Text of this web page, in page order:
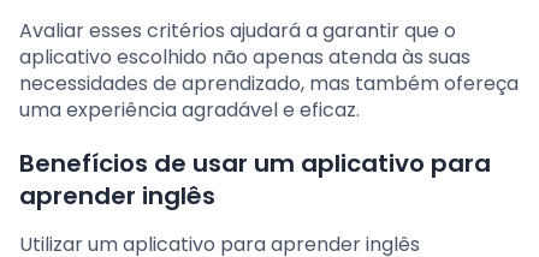
Avaliar esses critérios ajudará a garantir que o
aplicativo escolhido não apenas atenda às suas
necessidades de aprendizado, mas também ofereça
uma experiência agradável e eficaz.
Benefícios de usar um aplicativo para
aprender inglês
Utilizar um aplicativo para aprender inglês